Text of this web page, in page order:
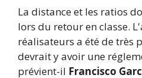
La distance et les ratios
lors du retour en classe.
réalisateurs a été de très
devrait y avoir une
prévient-il Francisco